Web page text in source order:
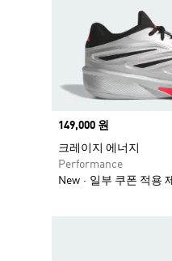
Price
149,000 원
크레이지 에너지
Performance
New
일부 쿠폰 적용